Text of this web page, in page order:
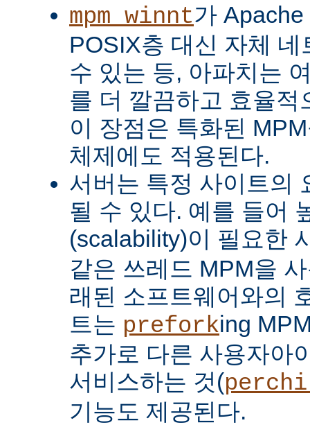
mpm_winnt가
POSIX층 대신 자체
수 있는 등, 아파치는
를 더 깔끔하고 효율적
이 장점은 특화된
체제에도 적용된다.
서버는 특정 사이트의
될 수 있다. 예를 들어
(scalability)이 필요한
같은 쓰레드 MPM을
래된 소프트웨어와의
트는 preforking
추가로 다른 사용자아
서비스하는 것(
기능도 제공된다.